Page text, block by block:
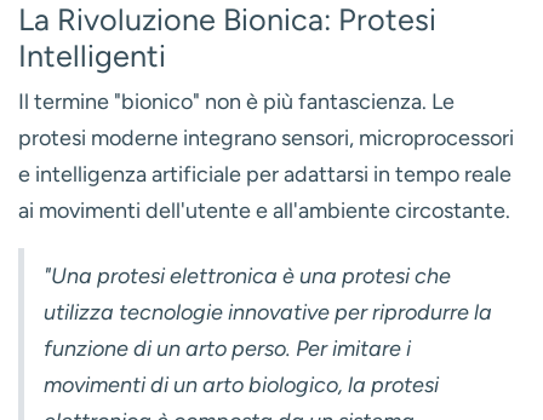
La Rivoluzione Bionica: Protesi
Intelligenti
Il termine "bionico" non è più fantascienza. Le
protesi moderne integrano sensori, microprocessori
e intelligenza artificiale per adattarsi in tempo reale
ai movimenti dell'utente e all'ambiente circostante.
"Una protesi elettronica è una protesi che
utilizza tecnologie innovative per riprodurre la
funzione di un arto perso. Per imitare i
movimenti di un arto biologico, la protesi